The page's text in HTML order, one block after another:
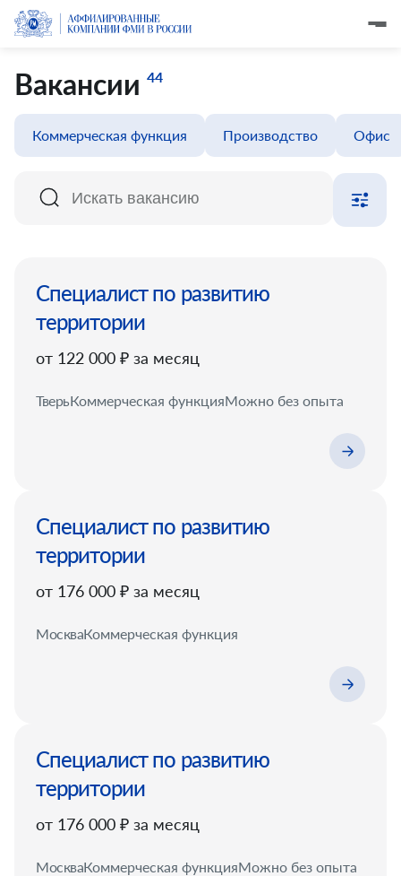
Вакансии 44
Коммерческая функция Производство Офис
Специалист по развитию
территории
от 122 000 ₽ за месяц
ТверьКоммерческая функцияМожно без опыта
Специалист по развитию
территории
от 176 000 ₽ за месяц
МоскваКоммерческая функция
Специалист по развитию
территории
от 176 000 ₽ за месяц
МоскваКоммерческая функцияМожно без опыта